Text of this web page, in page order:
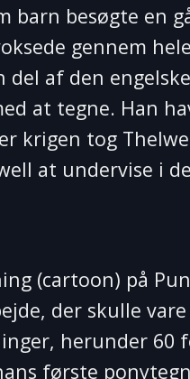
barn besøgte en
gennem
del af den
at tegne. Han
krigen tog
at undervise i
(cartoon) på
der skulle
herunder 60
første